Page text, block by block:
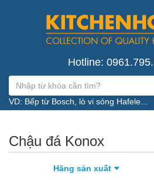
Hotline:
VD: Bếp từ Bosch, lò vi sóng Hafele...
Chậu đá Konox
Hãng sản xuất